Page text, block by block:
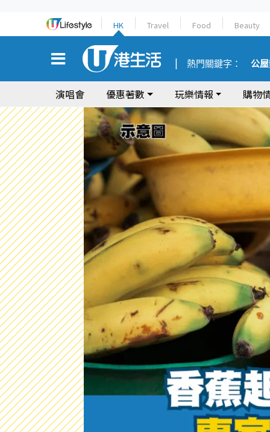
HK Travel Food Beauty
熱門關鍵字： 公
演唱會 優惠著數 玩樂情報 購物